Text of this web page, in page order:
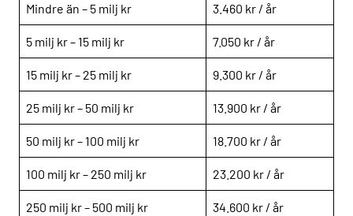
Mindre än – 5 milj kr 3.460 kr / år
5 milj kr – 15 milj kr 7.050 kr / år
15 milj kr – 25 milj kr 9.300 kr / år
25 milj kr – 50 milj kr 13.900 kr / år
50 milj kr – 100 milj kr 18.700 kr / år
100 milj kr – 250 milj kr 23.200 kr / år
250 milj kr – 500 milj kr 34.600 kr / år